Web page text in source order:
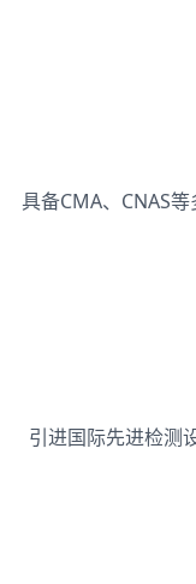
具备CMA、CNAS
引进国际先进检测